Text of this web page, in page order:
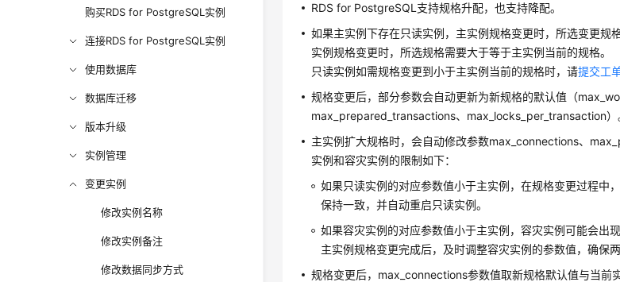
购买RDS for PostgreSQL实例
连接RDS for PostgreSQL实例
使用数据库
数据库迁移
版本升级
实例管理
变更实例
修改实例名称
修改实例备注
修改数据同步方式
RDS for PostgreSQL支持规格升配，也支持降配。
如果主实例下存在只读实例，主实例规格变更时，所选变更规
实例规格变更时，所选规格需要大于等于主实例当前的规格。
只读实例如需规格变更到小于主实例当前的规格时，请提交工
规格变更后，部分参数会自动更新为新规格的默认值（
max_prepared_transactions、max_locks_per_transaction）
主实例扩大规格时，会自动修改参数max_connections、
实例和容灾实例的限制如下：
如果只读实例的对应参数值小于主实例，在规格变更过程中
保持一致，并自动重启只读实例。
如果容灾实例的对应参数值小于主实例，容灾实例可能会出
主实例规格变更完成后，及时调整容灾实例的参数值，确保两
规格变更后，max_connections参数值取新规格默认值与当前